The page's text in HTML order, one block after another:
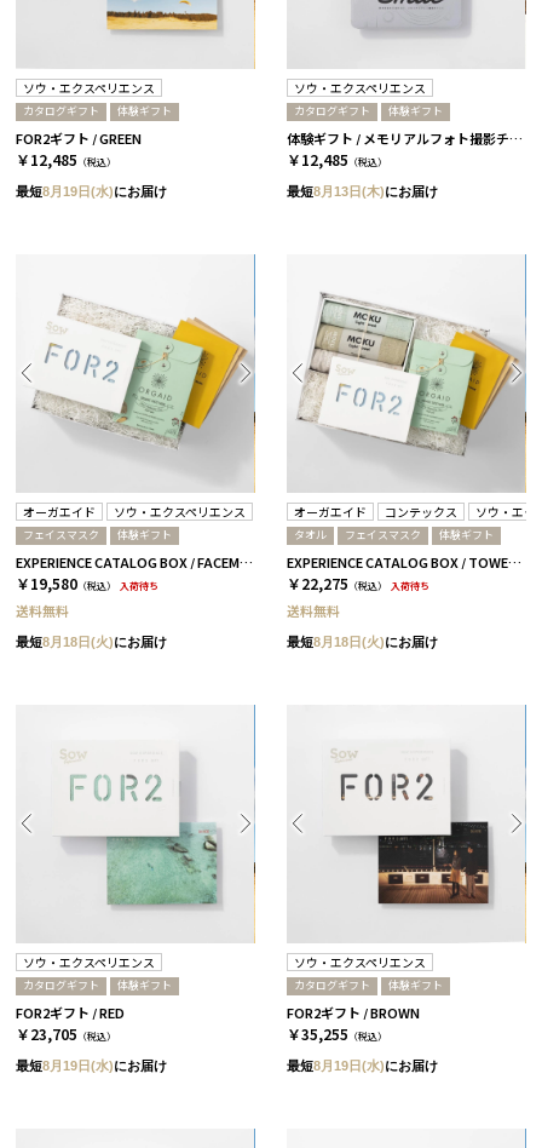
ソウ・エクスペリエンス
カタログギフト 体験ギフト
FOR2ギフト / GREEN
￥12,485 （税込）
最短8月19日(水)にお届け
ソウ・エクスペリエンス
カタログギフト 体験ギフト
体験ギフト / メモリアルフォト撮影チケット
￥12,485 （税込）
最短8月13日(木)にお届け
オーガエイド ソウ・エクスペリエンス
フェイスマスク 体験ギフト
EXPERIENCE CATALOG BOX / FACEMASK / 全3種 GREEN
￥19,580 （税込） 入荷待ち
送料無料
最短8月18日(火)にお届け
オーガエイド コンテックス ソウ・エク
タオル フェイスマスク 体験ギフト
EXPERIENCE CATALOG BOX / TOWEL & FACEMASK / 全3種 GREEN
￥22,275 （税込） 入荷待ち
送料無料
最短8月18日(火)にお届け
ソウ・エクスペリエンス
カタログギフト 体験ギフト
FOR2ギフト / RED
￥23,705 （税込）
最短8月19日(水)にお届け
ソウ・エクスペリエンス
カタログギフト 体験ギフト
FOR2ギフト / BROWN
￥35,255 （税込）
最短8月19日(水)にお届け